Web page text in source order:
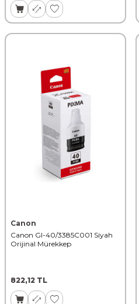
Canon
Canon GI-40/3385C001 Siyah
Orijinal Mürekkep
822,12 TL